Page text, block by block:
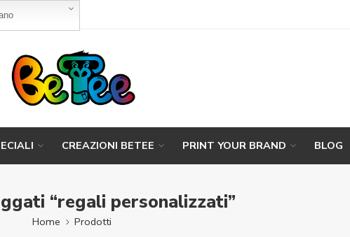
CREAZIONI BETEE PRINT YOUR BRAND BLOG
“regali personalizzati”
Home Prodotti